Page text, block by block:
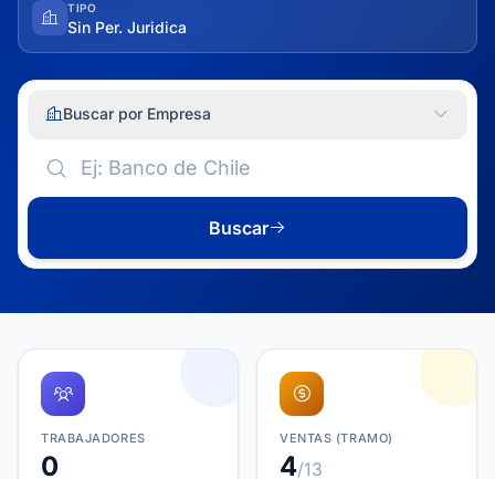
TIPO
Sin Per. Juridica
Buscar por Empresa
Buscar
TRABAJADORES
0
VENTAS (TRAMO)
4/13